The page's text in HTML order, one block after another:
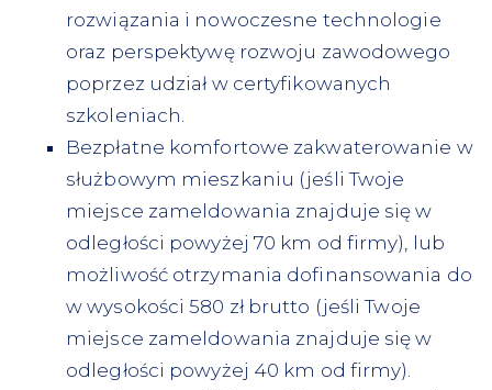
rozwiązania i nowoczesne technologie
oraz perspektywę rozwoju zawodowego
poprzez udział w certyfikowanych
szkoleniach.
Bezpłatne komfortowe zakwaterowanie w
służbowym mieszkaniu (jeśli Twoje
miejsce zameldowania znajduje się w
odległości powyżej 70 km od firmy), lub
możliwość otrzymania dofinansowania do
w wysokości 580 zł brutto (jeśli Twoje
miejsce zameldowania znajduje się w
odległości powyżej 40 km od firmy).